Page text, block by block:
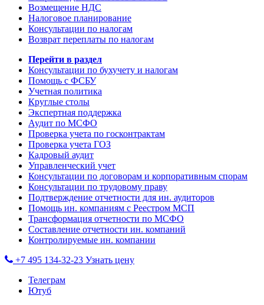
Возмещение НДС
Налоговое планирование
Консультации по налогам
Возврат переплаты по налогам
Перейти в раздел
Консультации по бухучету и налогам
Помощь с ФСБУ
Учетная политика
Круглые столы
Экспертная поддержка
Аудит по МСФО
Проверка учета по госконтрактам
Проверка учета ГОЗ
Кадровый аудит
Управленческий учет
Консультации по договорам и корпоративным спорам
Консультации по трудовому праву
Подтверждение отчетности для ин. аудиторов
Помощь ин. компаниям с Реестром МСП
Трансформация отчетности по МСФО
Составление отчетности ин. компаний
Контролируемые ин. компании
+7 495 134-32-23 Узнать цену
Телеграм
Ютуб